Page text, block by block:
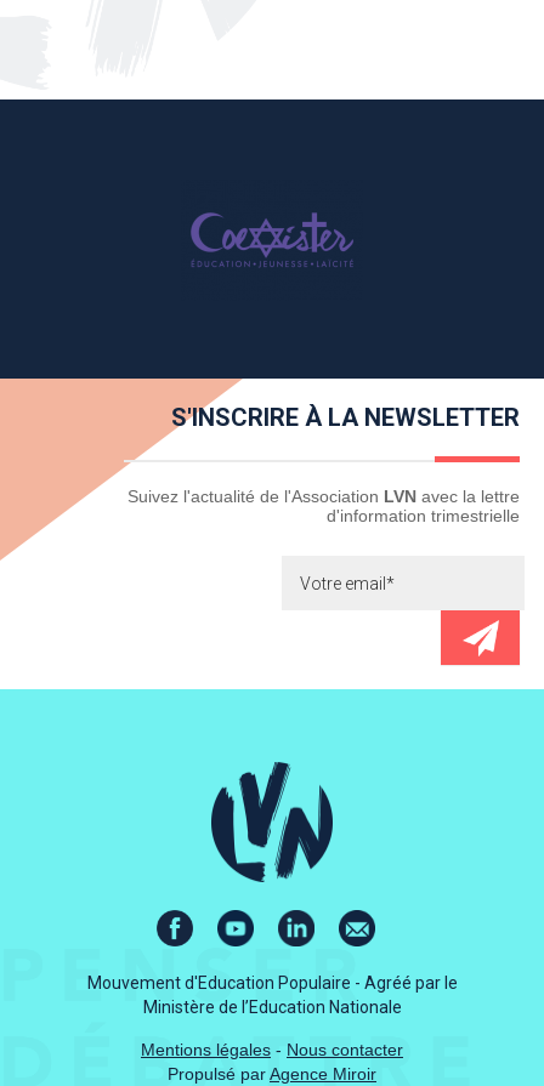
S'INSCRIRE À LA NEWSLETTER
Newsletter Suivez l'actualité de l'Association LVN avec la lettre
d'information trimestrielle
Mouvement d'Education Populaire - Agréé par le
Ministère de l’Education Nationale
Mentions légales - Nous contacter
Propulsé parAgence Miroir